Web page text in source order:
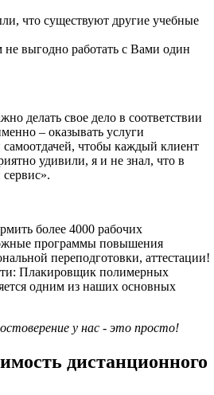
что существуют другие учебные
выгодно работать с Вами один
делать свое дело в соответствии
– оказывать услуги
самоотдачей, чтобы каждый клиент
удивили, я и не знал, что в
сервис».
более 4000 рабочих
программы повышения
переподготовки, аттестации!
Плакировщик полимерных
одним из наших основных
у нас - это просто!
дистанционного